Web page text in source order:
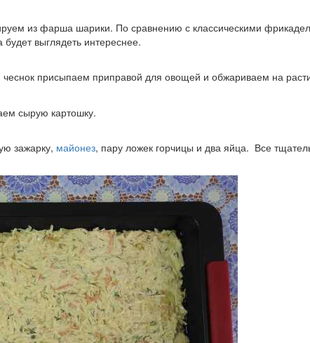
из фарша шарики. По сравнению с классическими
выглядеть интереснее.
чеснок присыпаем приправой для овощей и обжариваем на
сырую картошку.
зажарку, майонез, пару ложек горчицы и два яйца. Все